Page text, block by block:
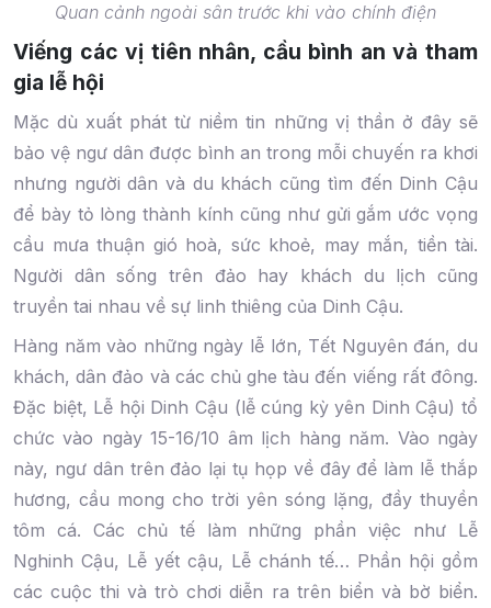
Quan cảnh ngoài sân trước khi vào chính điện
Viếng các vị tiên nhân, cầu bình an và tham
gia lễ hội
Mặc dù xuất phát từ niềm tin những vị thần ở đây sẽ
bảo vệ ngư dân được bình an trong mỗi chuyến ra khơi
nhưng người dân và du khách cũng tìm đến Dinh Cậu
để bày tỏ lòng thành kính cũng như gửi gắm ước vọng
cầu mưa thuận gió hoà, sức khoẻ, may mắn, tiền tài.
Người dân sống trên đảo hay khách du lịch cũng
truyền tai nhau về sự linh thiêng của Dinh Cậu.
Hàng năm vào những ngày lễ lớn, Tết Nguyên đán, du
khách, dân đảo và các chủ ghe tàu đến viếng rất đông.
Đặc biệt, Lễ hội Dinh Cậu (lễ cúng kỳ yên Dinh Cậu) tổ
chức vào ngày 15-16/10 âm lịch hàng năm. Vào ngày
này, ngư dân trên đảo lại tụ họp về đây để làm lễ thắp
hương, cầu mong cho trời yên sóng lặng, đầy thuyền
tôm cá. Các chủ tế làm những phần việc như Lễ
Nghinh Cậu, Lễ yết cậu, Lễ chánh tế… Phần hội gồm
các cuộc thi và trò chơi diễn ra trên biển và bờ biển.